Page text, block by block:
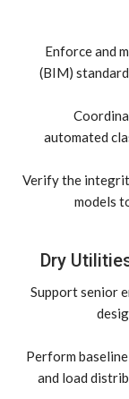
Enforce and
(BIM)
automated
Verify the
models
Support senior
Perform
and load